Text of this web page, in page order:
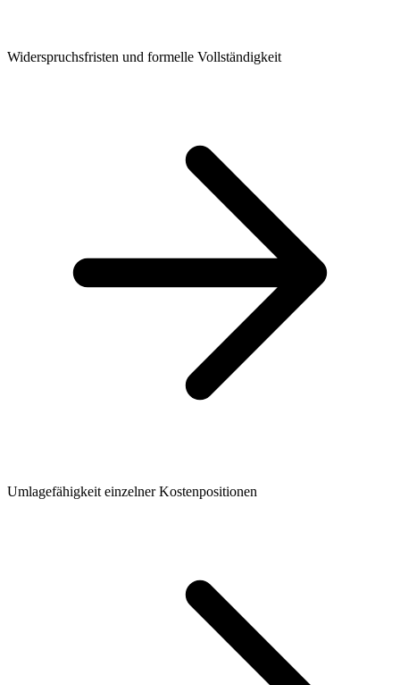
Widerspruchsfristen und formelle Vollständigkeit
Umlagefähigkeit einzelner Kostenpositionen